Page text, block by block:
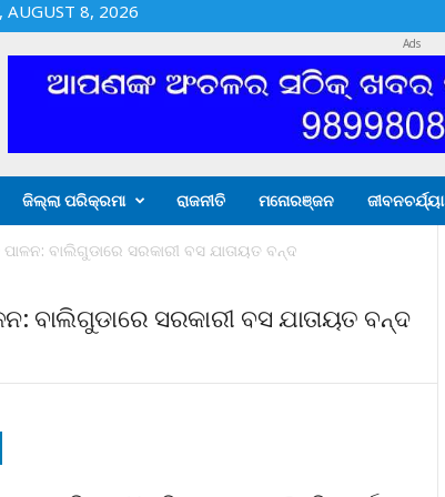
AUGUST 8, 2026
Ads
ଜିଲ୍ଲା ପରିକ୍ରମା ରାଜନୀତି ମନୋରଞ୍ଜନ ଜୀବନଚର୍ଯ୍ୟା
ବାଲିଗୁଡାରେ ସରକାରୀ ବସ ଯାତାୟତ ବନ୍ଦ
ବାଲିଗୁଡାରେ ସରକାରୀ ବସ ଯାତାୟତ ବନ୍ଦ